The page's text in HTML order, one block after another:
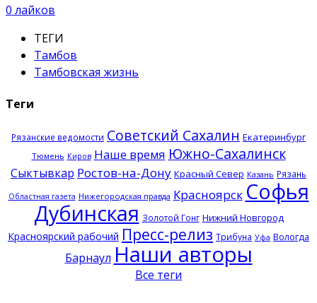
0 лайков
ТЕГИ
Тамбов
Тамбовская жизнь
Теги
Рязанские ведомости Советский Сахалин Екатеринбург
Тюмень Киров Наше время Южно-Сахалинск
Сыктывкар Ростов-на-Дону Красный Север Казань Рязань
Областная газета Нижегородская правда Красноярск Софья
Дубинская Золотой Гонг Нижний Новгород
Красноярский рабочий Пресс-релиз Трибуна Уфа Вологда
Барнаул Наши авторы
Все теги